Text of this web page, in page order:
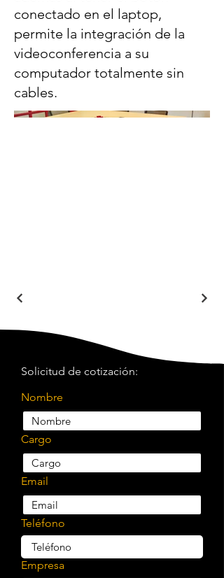
conectado en el laptop,
permite la integración de la
videoconferencia a su
computador totalmente sin
cables.
Solicitud de cotización:
Nombre
Cargo
Email
Teléfono
Empresa